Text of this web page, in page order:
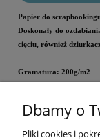
Papier do
Doskonały do
cięciu, również
Gramatura: 200g/m2
Cena za arkusz.
Dbamy o
Pliki cookies i